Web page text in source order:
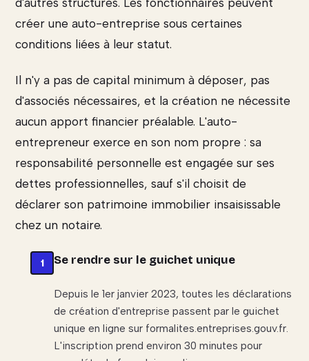
d'autres structures. Les fonctionnaires peuvent
créer une auto-entreprise sous certaines
conditions liées à leur statut.
Il n'y a pas de capital minimum à déposer, pas
d'associés nécessaires, et la création ne nécessite
aucun apport financier préalable. L'auto-
entrepreneur exerce en son nom propre : sa
responsabilité personnelle est engagée sur ses
dettes professionnelles, sauf s'il choisit de
déclarer son patrimoine immobilier insaisissable
chez un notaire.
Se rendre sur le guichet unique
Depuis le 1er janvier 2023, toutes les déclarations
de création d'entreprise passent par le guichet
unique en ligne sur formalites.entreprises.gouv.fr.
L'inscription prend environ 30 minutes pour